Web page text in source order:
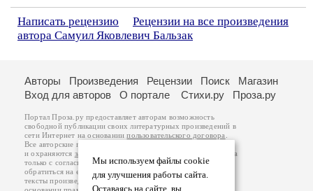
Написать рецензию
Рецензии на все произведения
автора Самуил Яковлевич Бальзак
Мы используем файлы cookie
для улучшения работы сайта.
Оставаясь на сайте, вы
Авторы Произведения Рецензии Поиск
Магазин
Вход для авторов
О портале Стихи.ру Проза.ру
Портал Проза.ру предоставляет авторам возможность
свободной публикации своих литературных произведений в
сети Интернет на основаниипользовательского договора
Все авторские права на произведения принадлежат авторам
и охраняются законом
. Перепечатка произведений возможна
только с согласия его автора, к которому вы можете
обратиться на его авторской странице. Ответственность за
тексты произведений авторы несут самостоятельно на